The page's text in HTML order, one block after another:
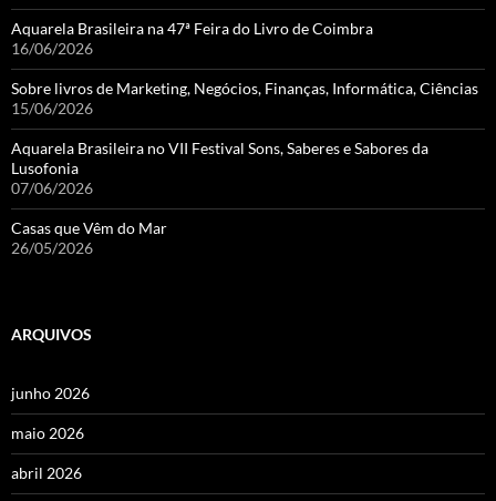
Aquarela Brasileira na 47ª Feira do Livro de Coimbra
16/06/2026
Sobre livros de Marketing, Negócios, Finanças, Informática, Ciências
15/06/2026
Aquarela Brasileira no VII Festival Sons, Saberes e Sabores da
Lusofonia
07/06/2026
Casas que Vêm do Mar
26/05/2026
ARQUIVOS
junho 2026
maio 2026
abril 2026